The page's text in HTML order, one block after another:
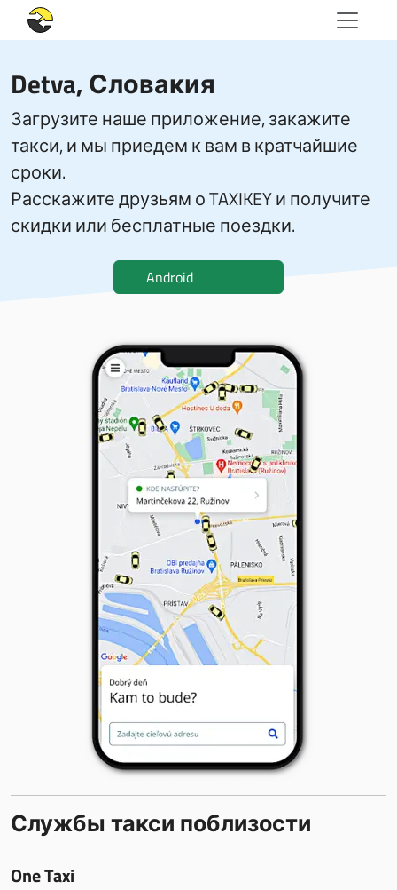
Detva, Словакия
Загрузите наше приложение, закажите
такси, и мы приедем к вам в кратчайшие
сроки.
Расскажите друзьям о TAXIKEY и получите
скидки или бесплатные поездки.
Android
Службы такси поблизости
One Taxi